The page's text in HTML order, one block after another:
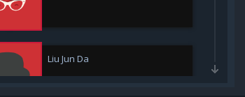
Liu Jun Da